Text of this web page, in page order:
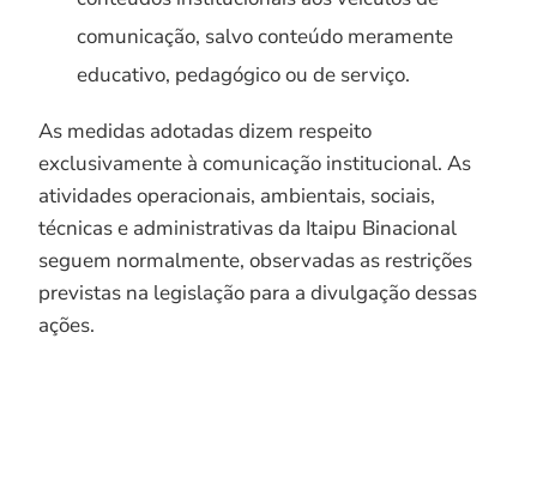
comunicação, salvo conteúdo meramente
educativo, pedagógico ou de serviço.
As medidas adotadas dizem respeito
exclusivamente à comunicação institucional. As
atividades operacionais, ambientais, sociais,
técnicas e administrativas da Itaipu Binacional
seguem normalmente, observadas as restrições
previstas na legislação para a divulgação dessas
ações.